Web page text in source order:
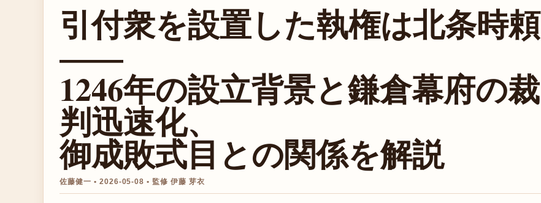
引付衆を設置した執権は北条時頼
——
1246年の設立背景と鎌倉幕府の裁
判迅速化、
御成敗式目との関係を解説
佐藤健一 • 2026-05-08 • 監修 伊藤 芽衣